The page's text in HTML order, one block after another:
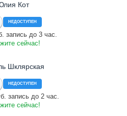
Кот
НЕДОСТУПЕН
запись до 3 час.
сейчас!
Шклярская
НЕДОСТУПЕН
запись до 2 час.
сейчас!